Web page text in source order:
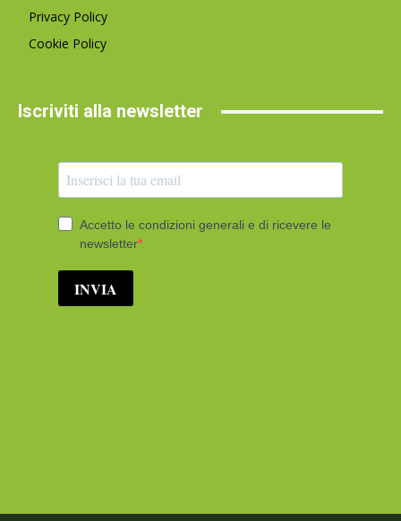
Privacy Policy
Cookie Policy
Iscriviti alla newsletter